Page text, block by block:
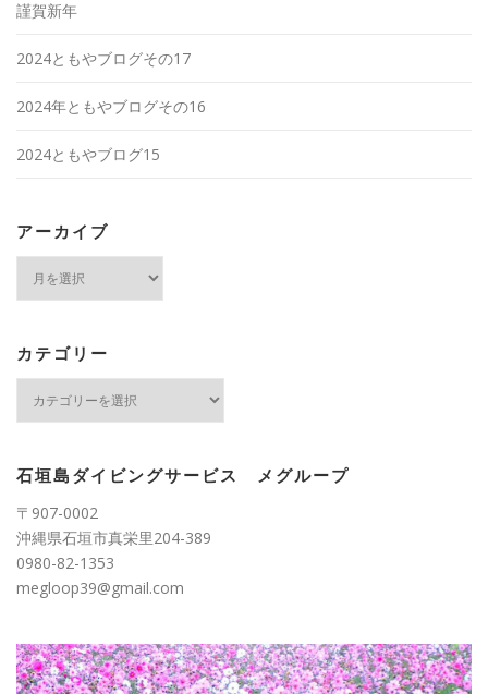
謹賀新年
2024ともやブログその17
2024年ともやブログその16
2024ともやブログ15
アーカイブ
ブ
カテゴリー
ー
石垣島ダイビングサービス メグループ
〒907-0002
沖縄県石垣市真栄里204-389
0980-82-1353
megloop39@gmail.com